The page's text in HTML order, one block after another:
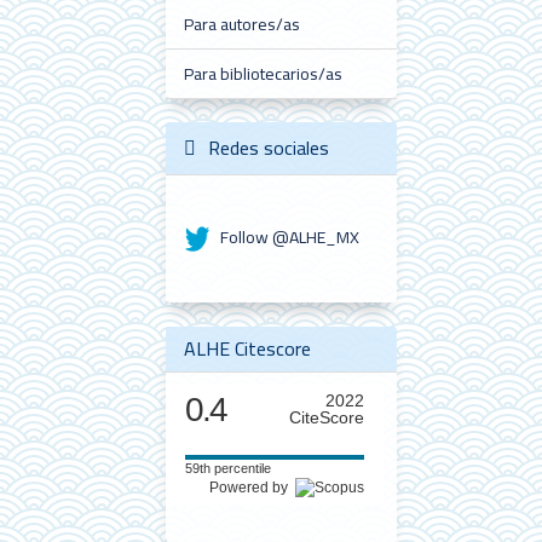
Para autores/as
Para bibliotecarios/as
Redes sociales
Follow @ALHE_MX
ALHE Citescore
0.4
2022
CiteScore
59th percentile
Powered by